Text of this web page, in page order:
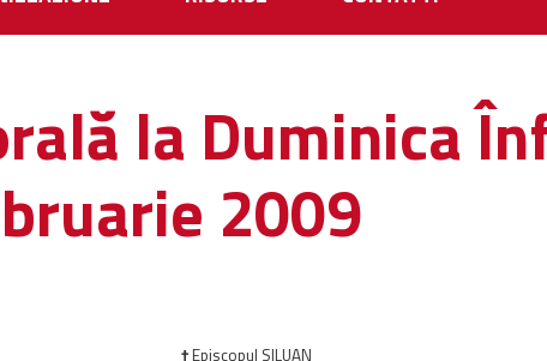
la Duminica
2009
† Episcopul SILUAN